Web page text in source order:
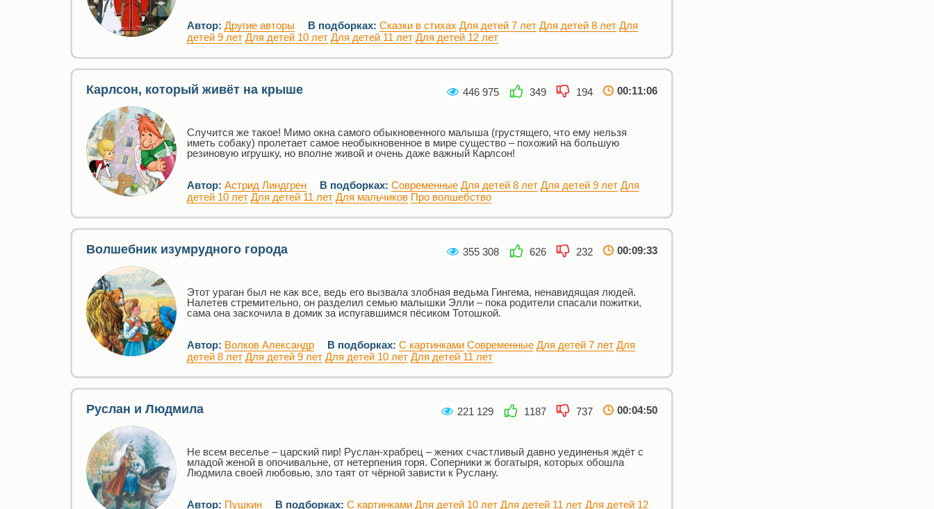
Автор: Другие авторы В подборках: Сказки в стихах Для детей 7 лет Для детей 8 лет Для
детей 9 лет Для детей 10 лет Для детей 11 лет Для детей 12 лет
Карлсон, который живёт на крыше 446 975 349 194 00:11:06
Случится же такое! Мимо окна самого обыкновенного малыша (грустящего, что ему нельзя
иметь собаку) пролетает самое необыкновенное в мире существо – похожий на большую
резиновую игрушку, но вполне живой и очень даже важный Карлсон!
Автор: Астрид Линдгрен В подборках: Современные Для детей 8 лет Для детей 9 лет Для
детей 10 лет Для детей 11 лет Для мальчиков Про волшебство
Волшебник изумрудного города 355 308 626 232 00:09:33
Этот ураган был не как все, ведь его вызвала злобная ведьма Гингема, ненавидящая людей.
Налетев стремительно, он разделил семью малышки Элли – пока родители спасали пожитки,
сама она заскочила в домик за испугавшимся пёсиком Тотошкой.
Автор: Волков Александр В подборках: С картинками Современные Для детей 7 лет Для
детей 8 лет Для детей 9 лет Для детей 10 лет Для детей 11 лет
Руслан и Людмила 221 129 1187 737 00:04:50
Не всем веселье – царский пир! Руслан-храбрец – жених счастливый давно уединенья ждёт с
младой женой в опочивальне, от нетерпения горя. Соперники ж богатыря, которых обошла
Людмила своей любовью, зло таят от чёрной зависти к Руслану.
Автор: Пушкин В подборках: С картинками Для детей 10 лет Для детей 11 лет Для детей 12